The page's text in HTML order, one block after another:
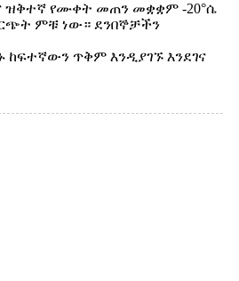
ዝቅተኛ የሙቀት መጠን መቋቋም -20°ሴ
ምቹ ነው። ደንበኞቻችን
ጥቅም እንዲያገኙ እንደገና